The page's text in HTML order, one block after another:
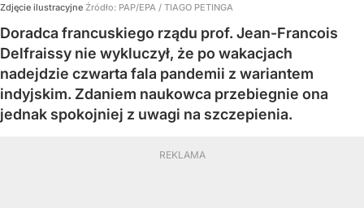
Zdjęcie ilustracyjne Źródło: PAP/EPA / TIAGO PETINGA
Doradca francuskiego rządu prof. Jean-Francois
Delfraissy nie wykluczył, że po wakacjach
nadejdzie czwarta fala pandemii z wariantem
indyjskim. Zdaniem naukowca przebiegnie ona
jednak spokojniej z uwagi na szczepienia.